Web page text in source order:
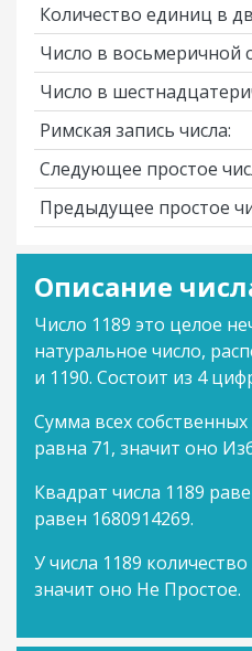
Количество единиц в
Число в восьмеричной
Число в
Римская запись числа:
Следующее простое
Предыдущее простое
Описание
Число 1189 это целое
натуральное число,
и 1190. Состоит из 4
Сумма всех
равна 71, значит оно
Квадрат числа 1189
равен 1680914269.
У числа 1189
значит оно Не Простое.